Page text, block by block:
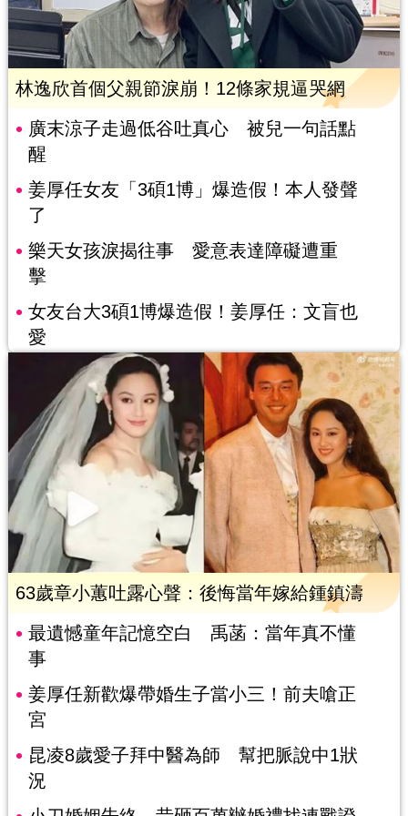
林逸欣首個父親節淚崩！12條家規逼哭網
廣末涼子走過低谷吐真心 被兒一句話點
醒
姜厚任女友「3碩1博」爆造假！本人發聲
了
樂天女孩淚揭往事 愛意表達障礙遭重
擊
女友台大3碩1博爆造假！姜厚任：文盲也
愛
63歲章小蕙吐露心聲：後悔當年嫁給鍾鎮濤
最遺憾童年記憶空白 禹菡：當年真不懂
事
姜厚任新歡爆帶婚生子當小三！前夫嗆正
宮
昆凌8歲愛子拜中醫為師 幫把脈說中1狀
況